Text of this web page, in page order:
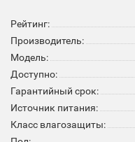
Рейтинг:
Производитель:
Модель:
Доступно:
Гарантийный срок:
Источник питания:
Класс влагозащиты: